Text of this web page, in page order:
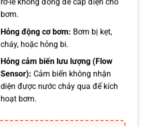
bơm.
Hỏng động cơ bơm: Bơm bị kẹt,
cháy, hoặc hỏng bi.
Hỏng cảm biến lưu lượng (Flow
Sensor): Cảm biến không nhận
diện được nước chảy qua để kích
hoạt bơm.